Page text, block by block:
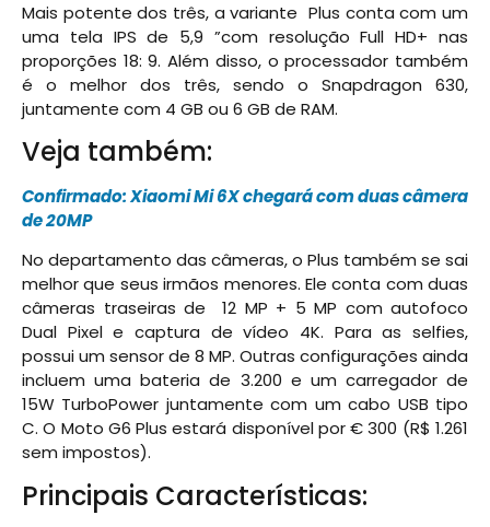
Mais potente dos três, a variante Plus conta com um
uma tela IPS de 5,9 ”com resolução Full HD+ nas
proporções 18: 9. Além disso, o processador também
é o melhor dos três, sendo o Snapdragon 630,
juntamente com 4 GB ou 6 GB de RAM.
Veja também:
Confirmado: Xiaomi Mi 6X chegará com duas câmera
de 20MP
No departamento das câmeras, o Plus também se sai
melhor que seus irmãos menores. Ele conta com duas
câmeras traseiras de 12 MP + 5 MP com autofoco
Dual Pixel e captura de vídeo 4K. Para as selfies,
possui um sensor de 8 MP. Outras configurações ainda
incluem uma bateria de 3.200 e um carregador de
15W TurboPower juntamente com um cabo USB tipo
C. O Moto G6 Plus estará disponível por € 300 (R$ 1.261
sem impostos).
Principais Características: